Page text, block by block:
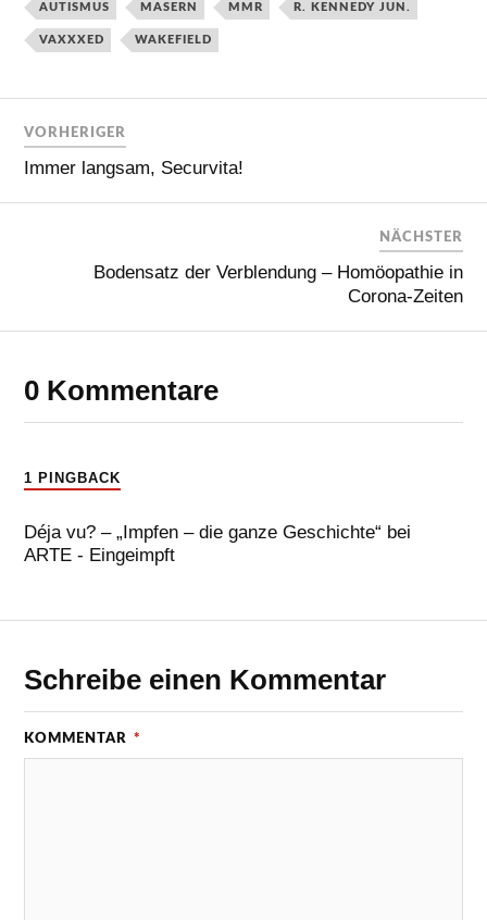
AUTISMUS MASERN MMR R. KENNEDY JUN.
VAXXXED WAKEFIELD
VORHERIGER
Immer langsam, Securvita!
NÄCHSTER
Bodensatz der Verblendung – Homöopathie in
Corona-Zeiten
0 Kommentare
1 PINGBACK
Déja vu? – „Impfen – die ganze Geschichte“ bei
ARTE - Eingeimpft
Schreibe einen Kommentar
KOMMENTAR *